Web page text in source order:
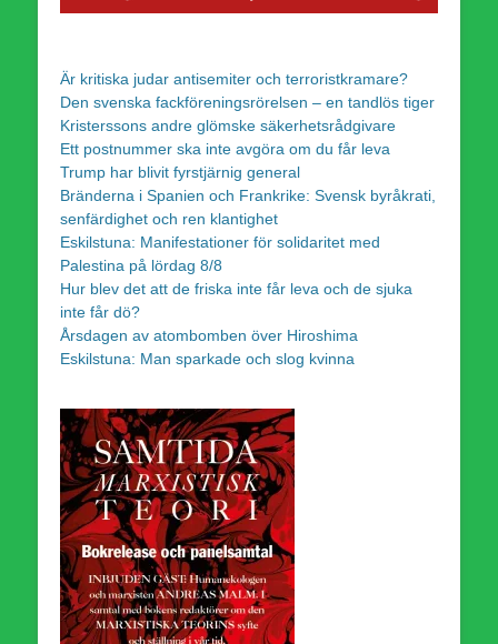
Är kritiska judar antisemiter och terroristkramare?
Den svenska fackföreningsrörelsen – en tandlös tiger
Kristerssons andre glömske säkerhetsrådgivare
Ett postnummer ska inte avgöra om du får leva
Trump har blivit fyrstjärnig general
Bränderna i Spanien och Frankrike: Svensk byråkrati,
senfärdighet och ren klantighet
Eskilstuna: Manifestationer för solidaritet med
Palestina på lördag 8/8
Hur blev det att de friska inte får leva och de sjuka
inte får dö?
Årsdagen av atombomben över Hiroshima
Eskilstuna: Man sparkade och slog kvinna